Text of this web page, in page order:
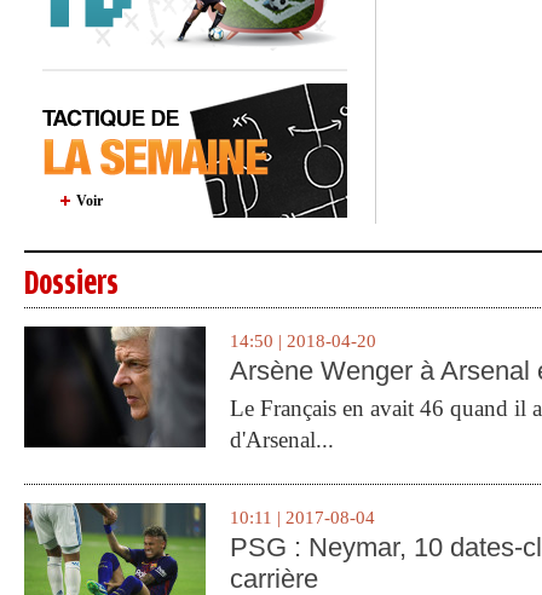
Voir
Dossiers
14:50 | 2018-04-20
Arsène Wenger à Arsenal
Le Français en avait 46 quand il
d'Arsenal...
10:11 | 2017-08-04
PSG : Neymar, 10 dates-
carrière